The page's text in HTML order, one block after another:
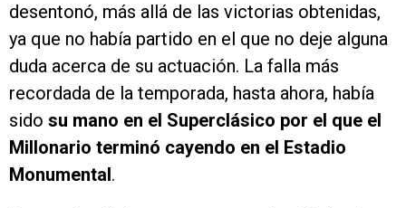
desentonó, más allá de las victorias obtenidas,
ya que no había partido en el que no deje alguna
duda acerca de su actuación. La falla más
recordada de la temporada, hasta ahora, había
sido su mano en el Superclásico por el que el
Millonario terminó cayendo en el Estadio
Monumental .